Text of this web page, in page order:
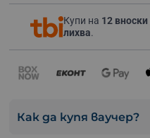
Купи на 12 вноски
лихва.
Как да купя ваучер?